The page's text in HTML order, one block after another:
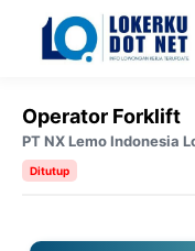
Langsung
Operator Forklift
PT NX Lemo Indonesia
Ditutup